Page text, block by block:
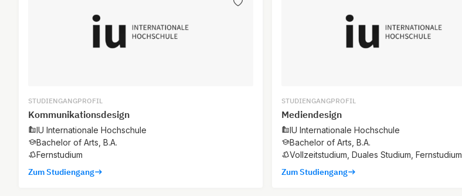
STUDIENGANGPROFIL
Kommunikationsdesign
IU Internationale Hochschule
Bachelor of Arts, B.A.
Fernstudium
Zum Studiengang
STUDIENGANGPROFIL
Mediendesign
IU Internationale Hochschule
Bachelor of Arts, B.A.
Vollzeitstudium, Duales Studium, Fernstudium
Zum Studiengang